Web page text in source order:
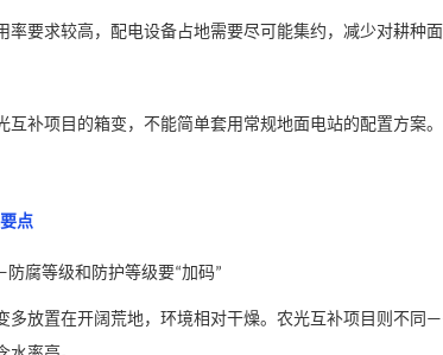
率要求较高，配电设备占地需要尽可能集约，减少对耕种面
互补项目的箱变，不能简单套用常规地面电站的配置方案。
点
防腐等级和防护等级要“加码”
多放置在开阔荒地，环境相对干燥。农光互补项目则不同